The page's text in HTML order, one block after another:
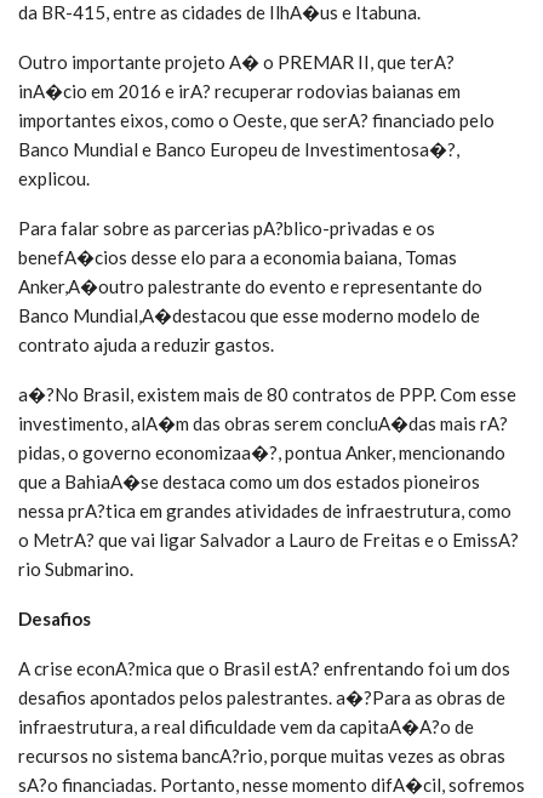
da BR-415, entre as cidades de IlhA�us e Itabuna.
Outro importante projeto A� o PREMAR II, que terA?
inA�cio em 2016 e irA? recuperar rodovias baianas em
importantes eixos, como o Oeste, que serA? financiado pelo
Banco Mundial e Banco Europeu de Investimentosa�?,
explicou.
Para falar sobre as parcerias pA?blico-privadas e os
benefA�cios desse elo para a economia baiana, Tomas
Anker,A�outro palestrante do evento e representante do
Banco Mundial,A�destacou que esse moderno modelo de
contrato ajuda a reduzir gastos.
a�?No Brasil, existem mais de 80 contratos de PPP. Com esse
investimento, alA�m das obras serem concluA�das mais rA?
pidas, o governo economizaa�?, pontua Anker, mencionando
que a BahiaA�se destaca como um dos estados pioneiros
nessa prA?tica em grandes atividades de infraestrutura, como
o MetrA? que vai ligar Salvador a Lauro de Freitas e o EmissA?
rio Submarino.
Desafios
A crise econA?mica que o Brasil estA? enfrentando foi um dos
desafios apontados pelos palestrantes. a�?Para as obras de
infraestrutura, a real dificuldade vem da capitaA�A?o de
recursos no sistema bancA?rio, porque muitas vezes as obras
sA?o financiadas. Portanto, nesse momento difA�cil, sofremos